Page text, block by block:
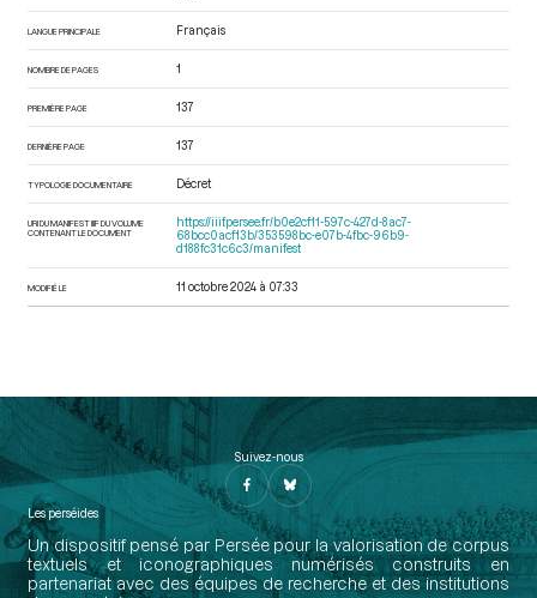
LANGUE PRINCIPALE Français
NOMBRE DE PAGES 1
PREMIÈRE PAGE 137
DERNIÈRE PAGE 137
TYPOLOGIE DOCUMENTAIRE Décret
URI DU MANIFEST IIIF DU VOLUME
CONTENANT LE DOCUMENT
https://iiif.persee.fr/b0e2cf11-597c-427d-8ac7-
68bcc0acf13b/353598bc-e07b-4fbc-96b9-
d188fc31c6c3/manifest
MODIFIÉ LE 11 octobre 2024 à 07:33
Suivez-nous
Les perséides
Un dispositif pensé par Persée pour la valorisation de corpus
textuels et iconographiques numérisés construits en
partenariat avec des équipes de recherche et des institutions